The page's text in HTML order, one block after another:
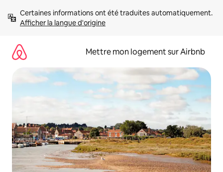
directement
Afficher la langue d'origine
Mettre mon logement sur Airbnb